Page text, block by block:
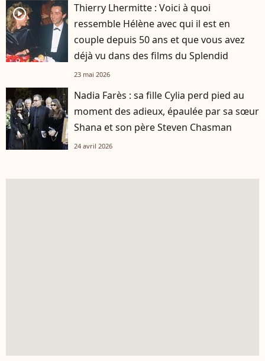
player2
Thierry Lhermitte : Voici à quoi
ressemble Hélène avec qui il est en
couple depuis 50 ans et que vous avez
déjà vu dans des films du Splendid
23 mai 2026
Nadia Farès : sa fille Cylia perd pied au
moment des adieux, épaulée par sa sœur
Shana et son père Steven Chasman
24 avril 2026